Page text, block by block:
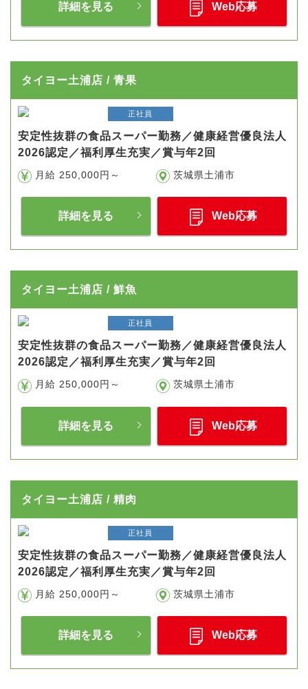
詳細を見る Web応募
タイヨー土浦店 / 青果
正社員
安定性抜群の食品スーパー勤務／健康経営優良法人
2026認定／福利厚生充実／賞与年2回
月給 250,000円～ 茨城県土浦市
詳細を見る Web応募
タイヨー土浦店 / 鮮魚
正社員
安定性抜群の食品スーパー勤務／健康経営優良法人
2026認定／福利厚生充実／賞与年2回
月給 250,000円～ 茨城県土浦市
詳細を見る Web応募
タイヨー土浦店 / 精肉
正社員
安定性抜群の食品スーパー勤務／健康経営優良法人
2026認定／福利厚生充実／賞与年2回
月給 250,000円～ 茨城県土浦市
詳細を見る Web応募